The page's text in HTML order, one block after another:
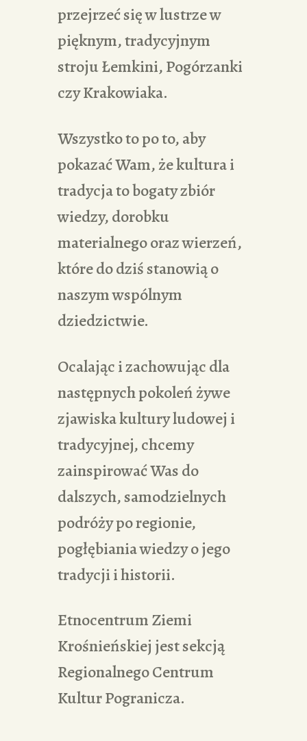
przejrzeć się w lustrze w
pięknym, tradycyjnym
stroju Łemkini, Pogórzanki
czy Krakowiaka.
Wszystko to po to, aby
pokazać Wam, że kultura i
tradycja to bogaty zbiór
wiedzy, dorobku
materialnego oraz wierzeń,
które do dziś stanowią o
naszym wspólnym
dziedzictwie.
Ocalając i zachowując dla
następnych pokoleń żywe
zjawiska kultury ludowej i
tradycyjnej, chcemy
zainspirować Was do
dalszych, samodzielnych
podróży po regionie,
pogłębiania wiedzy o jego
tradycji i historii.
Etnocentrum Ziemi
Krośnieńskiej jest sekcją
Regionalnego Centrum
Kultur Pogranicza.